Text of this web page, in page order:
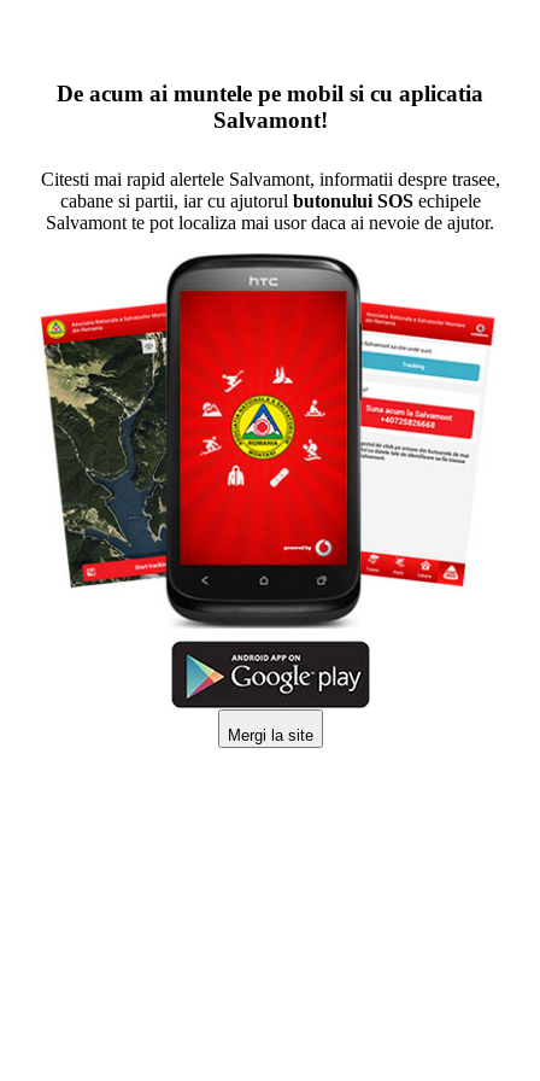
De acum ai muntele pe mobil si cu aplicatia
Salvamont!
Citesti mai rapid alertele Salvamont, informatii despre trasee,
cabane si partii, iar cu ajutorul butonului SOSechipele
Salvamont te pot localiza mai usor daca ai nevoie de ajutor.
Mergi la site